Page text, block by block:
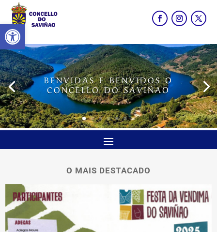
Abrir barra de ferramentas
BENVIDAS E BENVIDOS O
CONCELLO DO SAVIÑAO
O MAIS DESTACADO